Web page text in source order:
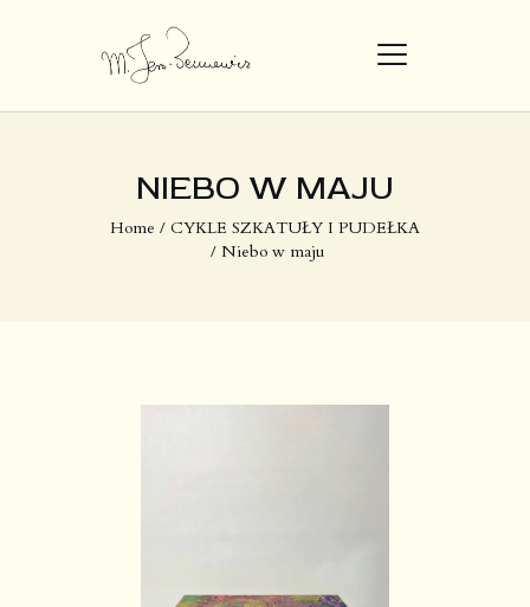
NIEBO W MAJU
Home
CYKLE SZKATUŁY I PUDEŁKA
Niebo w maju
STRONA GŁÓWNA
DZIEŁA